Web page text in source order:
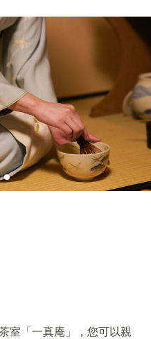
室「一真庵」，您可以親